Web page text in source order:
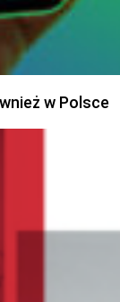
w Polsce